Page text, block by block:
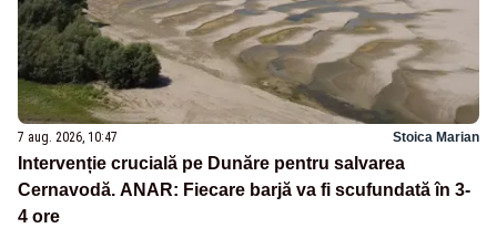
7 aug. 2026, 10:47 Stoica Marian
Intervenție crucială pe Dunăre pentru salvarea
Cernavodă. ANAR: Fiecare barjă va fi scufundată în 3-
4 ore